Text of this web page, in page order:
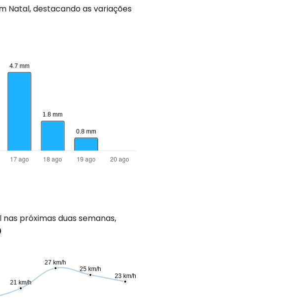
Natal, destacando as variações
nas próximas duas semanas,